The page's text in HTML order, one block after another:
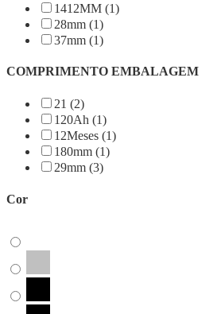
1412MM (1)
28mm (1)
37mm (1)
COMPRIMENTO EMBALAGEM
21 (2)
120Ah (1)
12Meses (1)
180mm (1)
29mm (3)
Cor